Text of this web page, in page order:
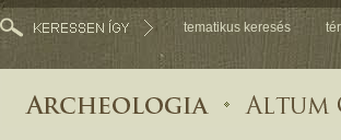
tematikus keresés